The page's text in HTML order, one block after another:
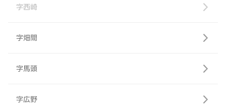
字西崎
字畑間
字馬頭
字広野